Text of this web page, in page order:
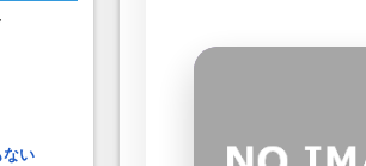
ない